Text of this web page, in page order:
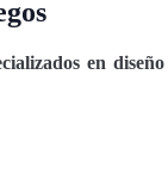
en